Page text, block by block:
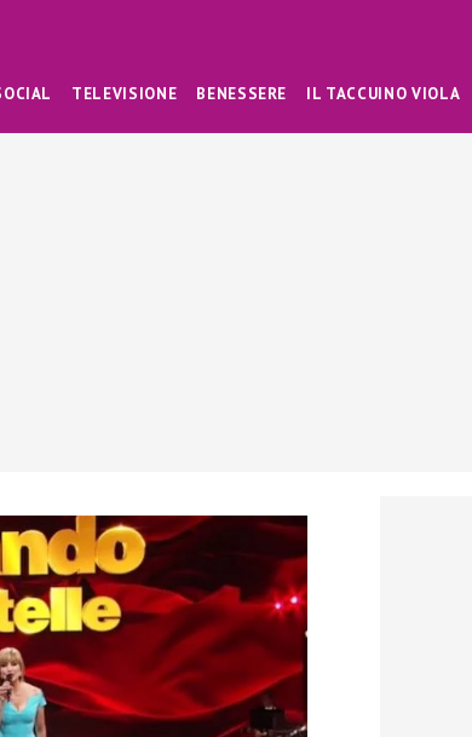
TELEVISIONE BENESSERE IL TACCUINO VIOLA